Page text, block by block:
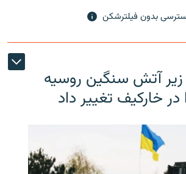
بدون فیلترشکن
زیر آتش سنگین روسیه
خارکیف تغییر داد